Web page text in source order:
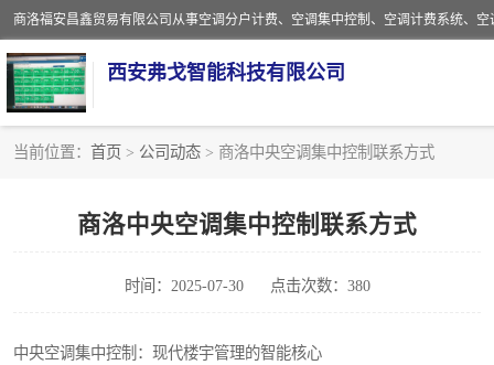
西安弗戈智能科技有限公司
当前位置： 首页 > 公司动态 > 商洛中央空调集中控制联系方式
商洛中央空调集中控制联系方式
时间：2025-07-30 点击次数：380
中央空调集中控制：现代楼宇管理的智能核心
空调计费系统
中央空调计费系统